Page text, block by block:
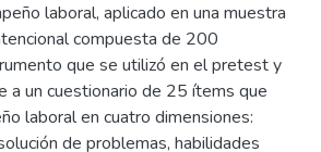
laboral, aplicado en una muestra
compuesta de 200
que se utilizó en el pretest y
a un cuestionario de 25 ítems que
laboral en cuatro dimensiones:
de problemas, habilidades